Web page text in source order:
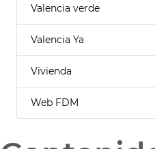
Valencia verde
Valencia Ya
Vivienda
Web FDM